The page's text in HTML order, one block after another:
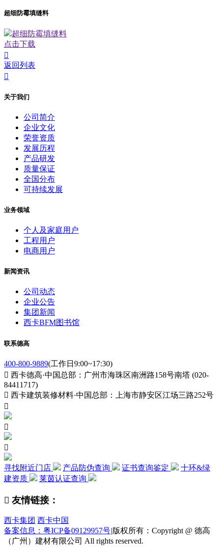
超细防霉填缝料
超细防霉填缝料
点击下载

返回列表

关于我们
公司简介
企业文化
荣誉资质
发展历程
产品研发
质量保证
全国分布
可持续发展
业务领域
个人及家庭用户
工程用户
电商用户
新闻资讯
公司动态
企业公告
集团新闻
西卡BFM图书馆
联系德高
400-800-9889(工作日9:00~17:30)
 西卡德高·中国总部：广州市海珠区南洲路158号南塔 (020-
84411717)
 西卡建筑装修材料·中国总部：上海市静安区江场三路252号



寻找附近门店 产品防伪查询 证书查询鉴定
十环&绿
建资质
莱茵认证查询
 友情链接：
西卡集团 西卡中国
备案信息：粤ICP备09129957号|版权所有：Copyright @ 德高
（广州）建材有限公司 All rights reserved.